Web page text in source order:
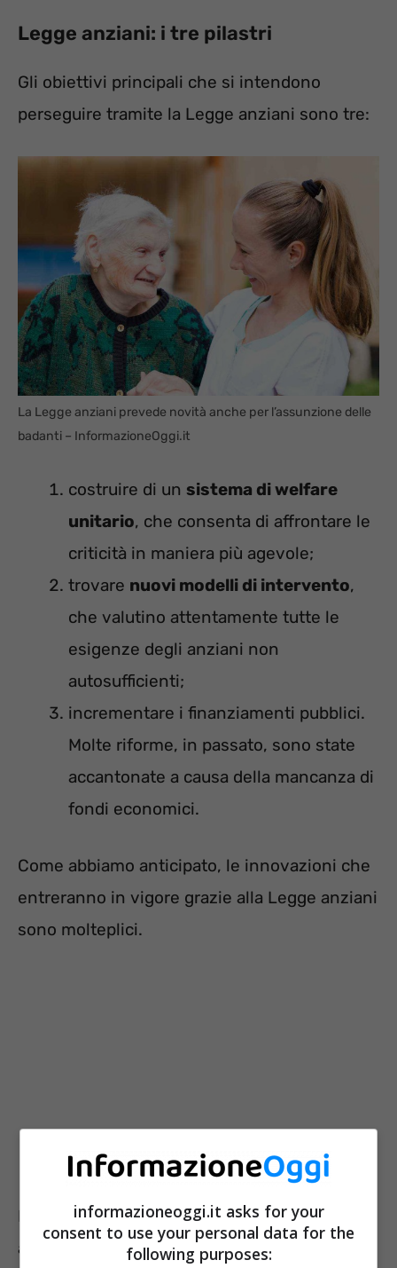
Legge anziani: i tre pilastri
Gli obiettivi principali che si intendono
perseguire tramite la Legge anziani sono tre:
La Legge anziani prevede novità anche per l’assunzione delle
badanti – InformazioneOggi.it
costruire di un sistema di welfare
unitario, che consenta di affrontare le
criticità in maniera più agevole;
trovare nuovi modelli di intervento,
che valutino attentamente tutte le
esigenze degli anziani non
autosufficienti;
incrementare i finanziamenti pubblici.
Molte riforme, in passato, sono state
accantonate a causa della mancanza di
fondi economici.
Come abbiamo anticipato, le innovazioni che
entreranno in vigore grazie alla Legge anziani
sono molteplici.
Innanzitutto,l’assistenza domiciliare che,
attualmente, non è adatta ai soggetti non
informazioneoggi.it asks for your
consent to use your personal data for the
following purposes: